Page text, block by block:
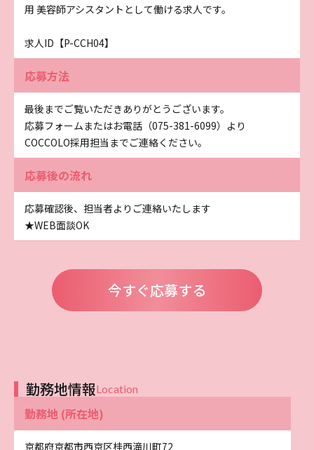
用 美容師アシスタントとして働ける求人です。
求人ID【P-CCH04】
応募方法
最後までご覧いただきありがとうございます。
応募フォームまたはお電話（075-381-6099）より
COCCOLO採用担当までご連絡ください。
応募後の流れ
応募確認後、担当者よりご連絡いたします
★WEB面談OK
今すぐ応募する
勤務地情報Location
勤務地 (所在地)
京都府京都市西京区桂西滝川町72